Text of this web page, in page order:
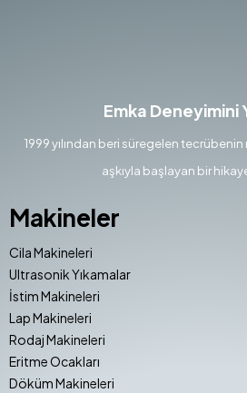
Emka Deneyimini
1999 yılından beri süregelen tecrübenin
aşkıyla başlayan bir
Makineler
Cila Makineleri
Ultrasonik Yıkamalar
İstim Makineleri
Lap Makineleri
Rodaj Makineleri
Eritme Ocakları
Döküm Makineleri